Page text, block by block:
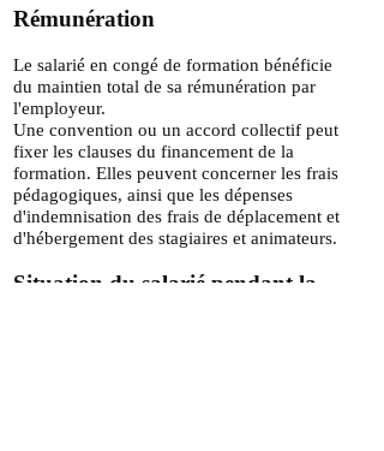
Rémunération
Le salarié en congé de formation bénéficie
du maintien total de sa rémunération par
l'employeur.
Une convention ou un accord collectif peut
fixer les clauses du financement de la
formation. Elles peuvent concerner les frais
pédagogiques, ainsi que les dépenses
d'indemnisation des frais de déplacement et
d'hébergement des stagiaires et animateurs.
Situation du salarié pendant la